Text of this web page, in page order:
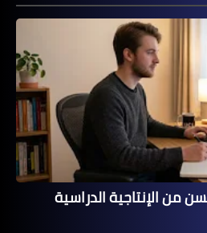
من الإنتاجية الدراسية